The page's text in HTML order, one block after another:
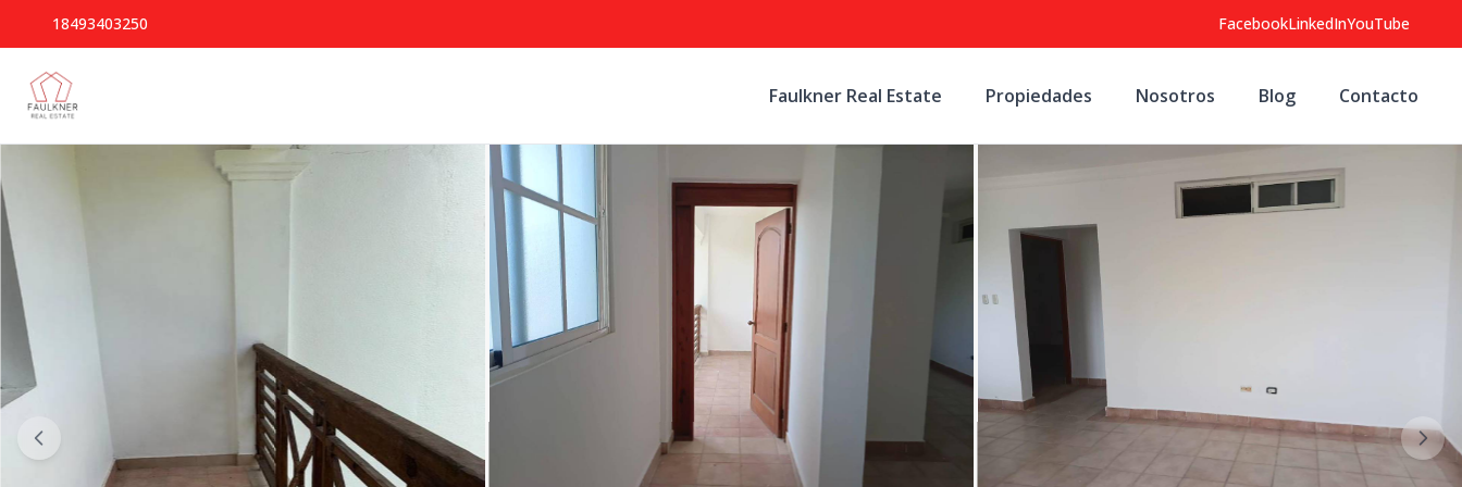
18493403250 FacebookLinkedInYouTube
Faulkner Real Estate Propiedades Nosotros Blog Contacto